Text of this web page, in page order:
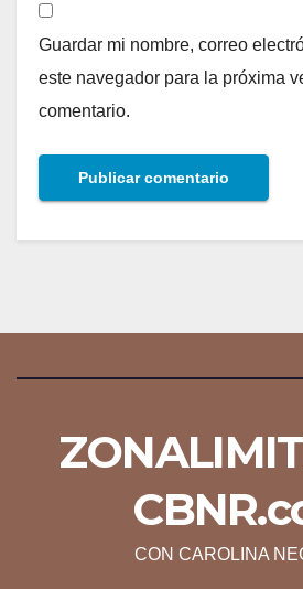
Guardar mi nombre, correo
este navegador para la próxima
comentario.
CON CAROLINA